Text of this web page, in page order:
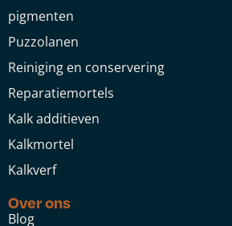
pigmenten
Puzzolanen
Reiniging en conservering
Reparatiemortels
Kalk additieven
Kalkmortel
Kalkverf
Over ons
Blog